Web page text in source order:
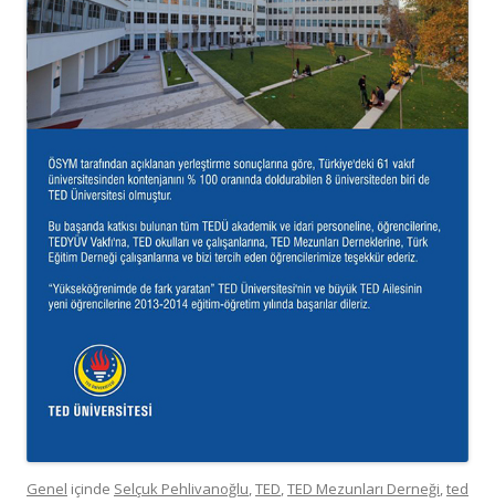
Genel içinde Selçuk Pehlivanoğlu,TED,TED Mezunları Derneği,ted